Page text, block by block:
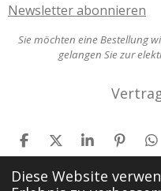
Diese Website
Newsletter abonnieren
Sie möchten eine Bestellung
gelangen Sie zur
T
e
i
T
e
i
T
e
i
P
i
n
T
e
i